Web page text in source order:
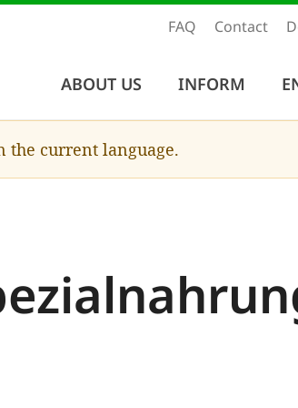
FAQ Contact
ABOUT US INFORM
the current language.